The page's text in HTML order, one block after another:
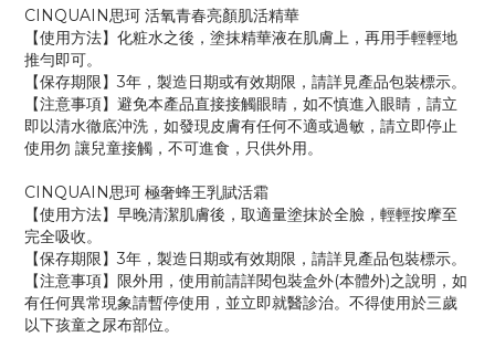
CINQUAIN思珂 活氧青春亮顏肌活精華
【使用方法】化粧水之後，塗抹精華液在肌膚上，再用手輕輕地
推勻即可。
【保存期限】3年，製造日期或有效期限，請詳見產品包裝標示。
【注意事項】避免本產品直接接觸眼睛，如不慎進入眼睛，請立
即以清水徹底沖洗，如發現皮膚有任何不適或過敏，請立即停止
使用勿 讓兒童接觸，不可進食，只供外用。
CINQUAIN思珂 極奢蜂王乳賦活霜
【使用方法】早晚清潔肌膚後，取適量塗抹於全臉，輕輕按摩至
完全吸收。
【保存期限】3年，製造日期或有效期限，請詳見產品包裝標示。
【注意事項】限外用，使用前請詳閱包裝盒外(本體外)之說明，如
有任何異常現象請暫停使用，並立即就醫診治。不得使用於三歲
以下孩童之尿布部位。